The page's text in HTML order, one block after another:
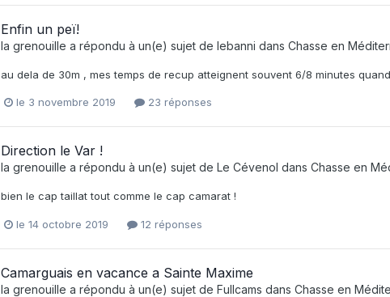
Enfin un peï!
la grenouille a répondu à un(e) sujet de lebanni dans Chasse en
au dela de 30m , mes temps de recup atteignent souvent 6/8 minutes
le 3 novembre 2019 23 réponses
Direction le Var !
la grenouille a répondu à un(e) sujet de Le Cévenol dans Chasse en
bien le cap taillat tout comme le cap camarat !
le 14 octobre 2019 12 réponses
Camarguais en vacance a Sainte Maxime
la grenouille a répondu à un(e) sujet de Fullcams dans Chasse en